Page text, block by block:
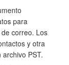
para
correo. Los
y otra
PST.